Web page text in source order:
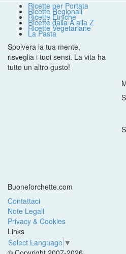
Ricette per Portata
Ricette Regionali
Ricette Etniche
Ricette dalla A alla Z
Ricette Vegetariane
La Pasta
Spolvera la tua mente,
risveglia i tuoi sensi. La vita ha
tutto un altro gusto!
Buoneforchette.com
Contattaci
Note Legali
Privacy & Cookies
Links
Select Language ▼